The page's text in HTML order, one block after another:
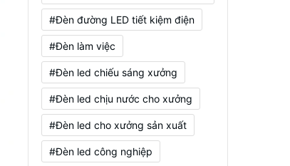
#Đèn đường LED tiết kiệm điện
#Đèn làm việc
#Đèn led chiếu sáng xưởng
#Đèn led chịu nước cho xưởng
#Đèn led cho xưởng sản xuất
#Đèn led công nghiệp